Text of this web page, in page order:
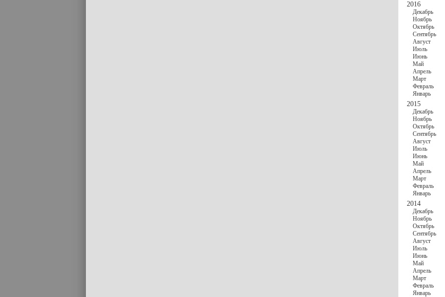
2016
Декабрь
Ноябрь
Октябрь
Сентябрь
Август
Июль
Июнь
Май
Апрель
Март
Февраль
Январь
2015
Декабрь
Ноябрь
Октябрь
Сентябрь
Август
Июль
Июнь
Май
Апрель
Март
Февраль
Январь
2014
Декабрь
Ноябрь
Октябрь
Сентябрь
Август
Июль
Июнь
Май
Апрель
Март
Февраль
Январь